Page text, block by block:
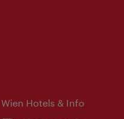
Wien Hotels & Info